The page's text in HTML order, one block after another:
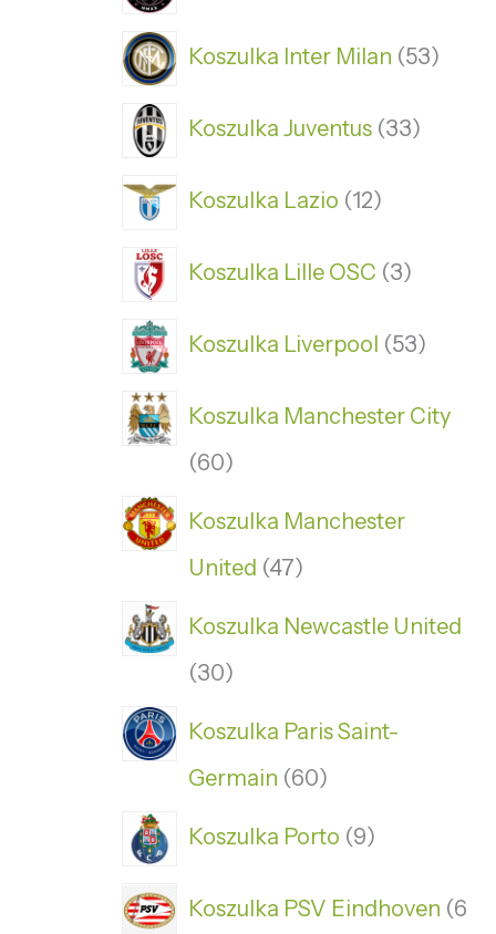
Koszulka Inter Milan 53
Koszulka Juventus 33
Koszulka Lazio 12
Koszulka Lille OSC 3
Koszulka Liverpool 53
Koszulka Manchester City
60
Koszulka Manchester
United 47
Koszulka Newcastle United
30
Koszulka Paris Saint-
Germain 60
Koszulka Porto 9
Koszulka PSV Eindhoven 6